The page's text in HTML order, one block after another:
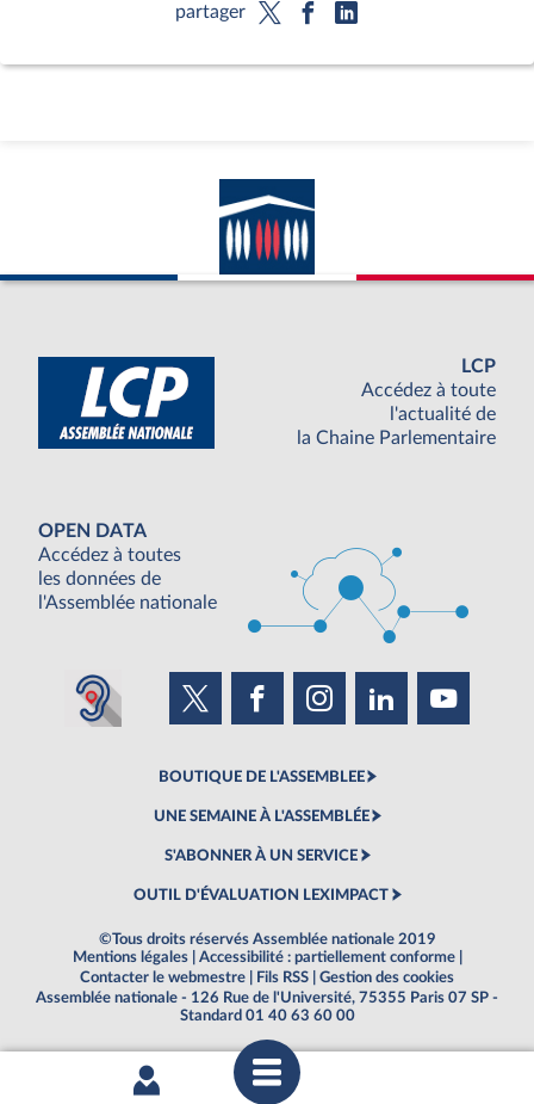
partager
LCP
Accédez à toute
l'actualité de
la Chaine Parlementaire
OPEN DATA
Accédez à toutes
les données de
l'Assemblée nationale
BOUTIQUE DE L'ASSEMBLEE
UNE SEMAINE À L'ASSEMBLÉE
S'ABONNER À UN SERVICE
OUTIL D'ÉVALUATION LEXIMPACT
©Tous droits réservés Assemblée nationale 2019
Mentions légales
Accessibilité : partiellement conforme
Contacter le webmestre
Fils RSS
Gestion des cookies
Assemblée nationale - 126 Rue de l'Université, 75355 Paris 07 SP -
Standard 01 40 63 60 00